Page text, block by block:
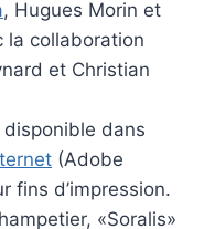
, Hugues Morin et
la collaboration
et Christian
dans
(Adobe
fins d’impression.
«Soralis»